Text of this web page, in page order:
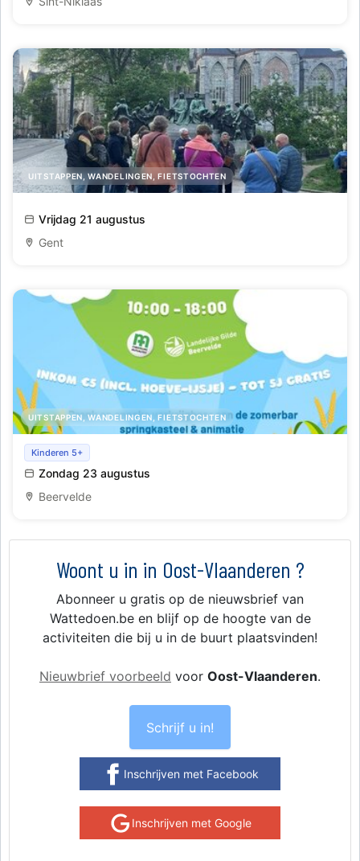
UITSTAPPEN, WANDELINGEN, FIETSTOCHTEN
K'Zie ze Vliegen
Vrijdag 21 augustus
Gent
UITSTAPPEN, WANDELINGEN, FIETSTOCHTEN
Maïsdoolhof
Kinderen 5+
Zondag 23 augustus
Beervelde
Woont u in in Oost-Vlaanderen ?
Abonneer u gratis op de nieuwsbrief van
Wattedoen.be en blijf op de hoogte van de
activiteiten die bij u in de buurt plaatsvinden!
Nieuwbrief voorbeeld voor Oost-Vlaanderen.
Schrijf u in!
Inschrijven met Facebook
Inschrijven met Google